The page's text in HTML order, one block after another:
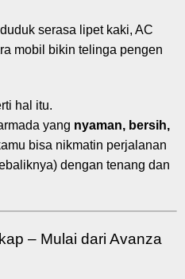
serasa lipet kaki, AC
mobil bikin telinga pengen
hal itu.
yang nyaman, bersih,
bisa nikmatin perjalanan
dengan tenang dan
– Mulai dari Avanza